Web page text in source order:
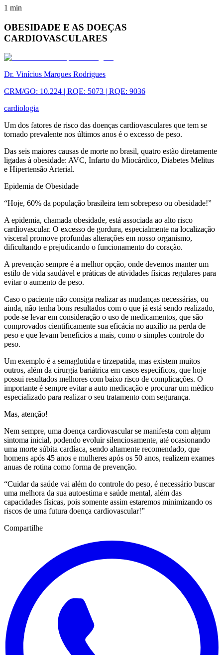
1 min
OBESIDADE E AS DOEÇAS
CARDIOVASCULARES
Dr. Vinícius Marques Rodrigues
CRM/GO: 10.224 | RQE: 5073 | RQE: 9036
cardiologia
Um dos fatores de risco das doenças cardiovasculares que tem se
tornado prevalente nos últimos anos é o excesso de peso.
Das seis maiores causas de morte no brasil, quatro estão diretamente
ligadas à obesidade: AVC, Infarto do Miocárdico, Diabetes Melitus
e Hipertensão Arterial.
Epidemia de Obesidade
“Hoje, 60% da população brasileira tem sobrepeso ou obesidade!”
A epidemia, chamada obesidade, está associada ao alto risco
cardiovascular. O excesso de gordura, especialmente na localização
visceral promove profundas alterações em nosso organismo,
dificultando e prejudicando o funcionamento do coração.
A prevenção sempre é a melhor opção, onde devemos manter um
estilo de vida saudável e práticas de atividades físicas regulares para
evitar o aumento de peso.
Caso o paciente não consiga realizar as mudanças necessárias, ou
ainda, não tenha bons resultados com o que já está sendo realizado,
pode-se levar em consideração o uso de medicamentos, que são
comprovados cientificamente sua eficácia no auxílio na perda de
peso e que levam benefícios a mais, como o simples controle do
peso.
Um exemplo é a semaglutida e tirzepatida, mas existem muitos
outros, além da cirurgia bariátrica em casos específicos, que hoje
possui resultados melhores com baixo risco de complicações. O
importante é sempre evitar a auto medicação e procurar um médico
especializado para realizar o seu tratamento com segurança.
Mas, atenção!
Nem sempre, uma doença cardiovascular se manifesta com algum
sintoma inicial, podendo evoluir silenciosamente, até ocasionando
uma morte súbita cardíaca, sendo altamente recomendado, que
homens após 45 anos e mulheres após os 50 anos, realizem exames
anuas de rotina como forma de prevenção.
“Cuidar da saúde vai além do controle do peso, é necessário buscar
uma melhora da sua autoestima e saúde mental, além das
capacidades físicas, pois somente assim estaremos minimizando os
riscos de uma futura doença cardiovascular!”
Compartilhe